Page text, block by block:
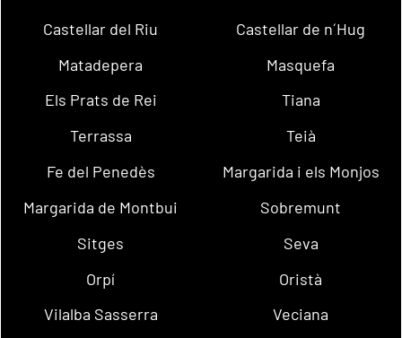
Castellar del Riu
Castellar de n´Hug
Matadepera
Masquefa
Els Prats de Rei
Tiana
Terrassa
Teià
Fe del Penedès
Margarida i els Monjos
Margarida de Montbui
Sobremunt
Sitges
Seva
Orpí
Oristà
Vilalba Sasserra
Veciana